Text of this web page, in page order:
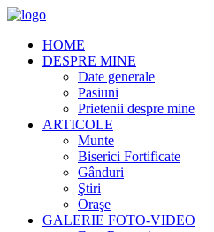
HOME
DESPRE MINE
Date generale
Pasiuni
Prietenii despre mine
ARTICOLE
Munte
Biserici Fortificate
Gânduri
Ştiri
Oraşe
GALERIE FOTO-VIDEO